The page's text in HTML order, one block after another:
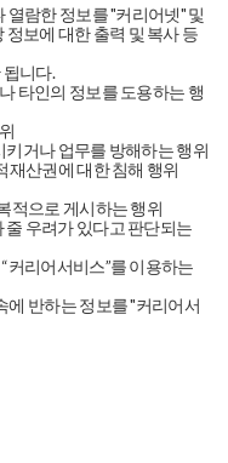
열람한 정보를 "커리어넷" 및
보에 대한 출력 및 복사 등
됩니다.
타인의 정보를 도용하는 행
거나 업무를 방해하는 행위
재산권에 대한 침해 행위
적으로 게시하는 행위
줄 우려가 있다고 판단되는
커리어서비스”를 이용하는
에 반하는 정보를 "커리어서